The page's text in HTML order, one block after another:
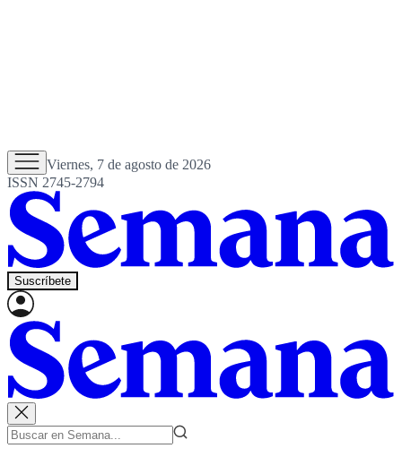
Viernes, 7 de agosto de 2026
ISSN 2745-2794
Suscríbete